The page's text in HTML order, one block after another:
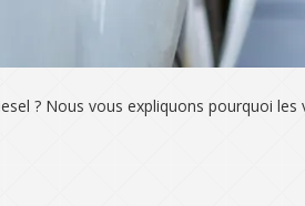
? Nous vous expliquons pourquoi